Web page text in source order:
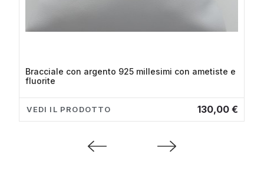
Bracciale con argento 925 millesimi con ametiste e
fluorite
VEDI IL PRODOTTO 130,00 €